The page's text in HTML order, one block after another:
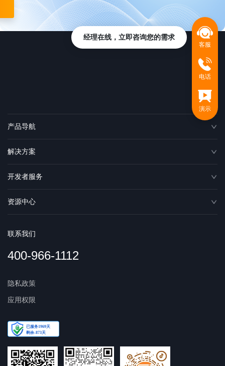
产品导航
解决方案
开发者服务
资源中心
联系我们
400-966-1112
隐私政策
应用权限
客服
电话
演示
经理在线，立即咨询您的需求